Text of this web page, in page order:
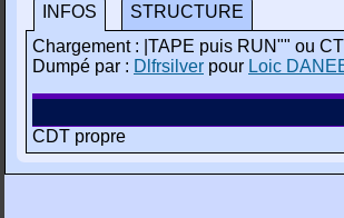
INFOS
STRUCTURE
Chargement : |TAPE puis RUN"" ou
Dumpé par : Dlfrsilver pour Loic
CDT propre